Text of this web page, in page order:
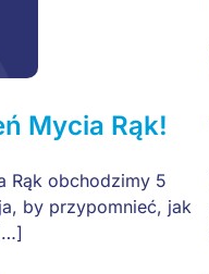
Mycia Rąk!
Rąk obchodzimy 5
by przypomnieć, jak